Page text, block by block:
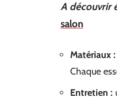
A découvrir
salon
Matériaux :
Chaque
Entretien :